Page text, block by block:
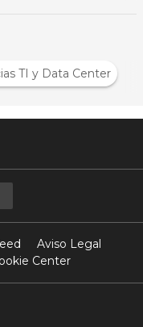
TI y Data Center
Aviso Legal
Center